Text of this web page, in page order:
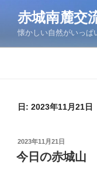
ン
赤城南麓交
懐かしい自然がいっぱ
日: 2023年11月21日
投
稿
日:
2023年11月21日
今日の赤城山